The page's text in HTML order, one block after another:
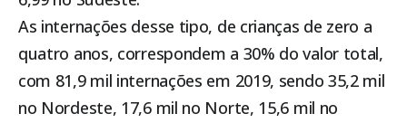
As internações desse tipo, de crianças de zero a
quatro anos, correspondem a 30% do valor total,
com 81,9 mil internações em 2019, sendo 35,2 mil
no Nordeste, 17,6 mil no Norte, 15,6 mil no